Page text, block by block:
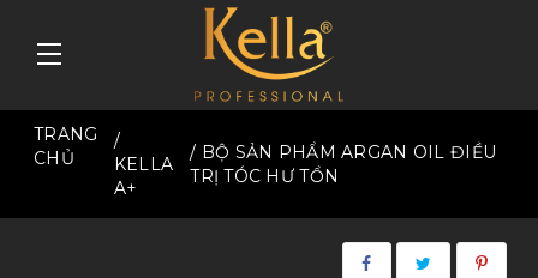
TRANG
CHỦ
/
KELLA
A+
/ BỘ SẢN PHẨM ARGAN OIL ĐIỀU
TRỊ TÓC HƯ TỔN